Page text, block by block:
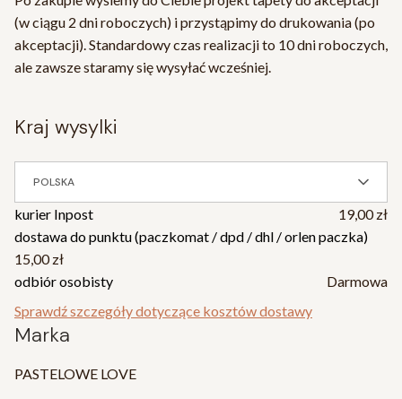
(w ciągu 2 dni roboczych) i przystąpimy do drukowania (po
akceptacji). Standardowy czas realizacji to 10 dni roboczych,
ale zawsze staramy się wysyłać wcześniej.
kraj wysylki
POLSKA
kurier Inpost
19,00 zł
dostawa do punktu (paczkomat / dpd / dhl / orlen paczka)
15,00 zł
odbiór osobisty
Darmowa
Sprawdź szczegóły dotyczące kosztów dostawy
Marka
PASTELOWE LOVE